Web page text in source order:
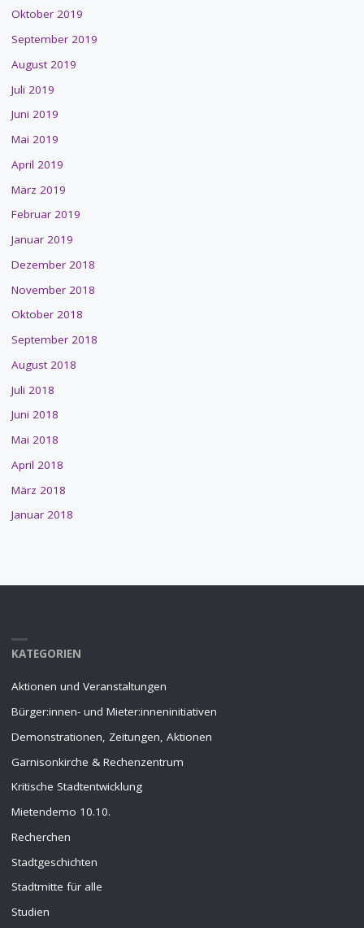
Oktober 2019
September 2019
August 2019
Juli 2019
Juni 2019
Mai 2019
April 2019
März 2019
Februar 2019
Januar 2019
Dezember 2018
November 2018
Oktober 2018
September 2018
August 2018
Juli 2018
Juni 2018
Mai 2018
April 2018
März 2018
Januar 2018
KATEGORIEN
Aktionen und Veranstaltungen
Bürger:innen- und Mieter:inneninitiativen
Demonstrationen, Zeitungen, Aktionen
Garnisonkirche & Rechenzentrum
Kritische Stadtentwicklung
Mietendemo 10.10.
Recherchen
Stadtgeschichten
Stadtmitte für alle
Studien